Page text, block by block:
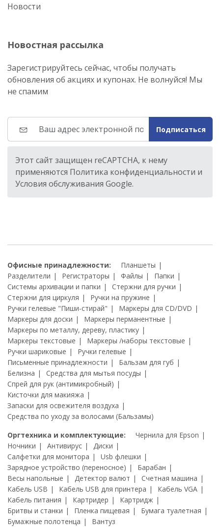
Новости
Новостная рассылка
Зарегистрируйтесь сейчас, чтобы получать
обновления об акциях и купонах. Не волнуйся! Мы
не спамим
Подписаться
Этот сайт защищен reCAPTCHA, к нему
применяются Политика конфиденциальности и
Условия обслуживания Google.
Офисные принадлежности:
Планшеты
Разделители
Регистраторы Файлы
Папки
Системы архивации и папки
Стержни для ручки
Стержни для циркуля
Ручки на пружине
Ручки гелевые "Пиши-стирай"
Маркеры для CD/DVD
Маркеры для доски
Маркеры перманентные
Маркеры по металлу, дереву, пластику
Маркеры текстовые
Маркеры /наборы текстовые
Ручки шариковые
Ручки гелевые
Письменные принадлежности
Бальзам для губ
Белизна
Средства для мытья посуды
Спрей для рук (антимикробный)
Кисточки для макияжа
Запаски для освежителя воздуха
Средства по уходу за волосами (Бальзамы)
Оргтехника и комплектующие:
Чернила для Epson
Ночники
Антивирус
Диски
Салфетки для монитора
Usb флешки
Зарядное устройство (переносное)
Барабан
Весы напольные
Детектор валют
Счетная машина
Кабель USB
Кабель USB для принтера
Кабель VGA
Кабель питания
Картридер
Картридж
Бритвы и станки
Пленка пищевая
Бумага туалетная
Бумажные полотенца
Вантуз